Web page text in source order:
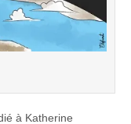
à Katherine